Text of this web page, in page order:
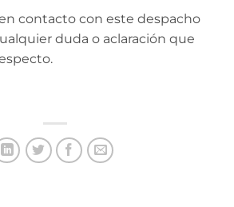
contacto con este despacho
duda o aclaración que